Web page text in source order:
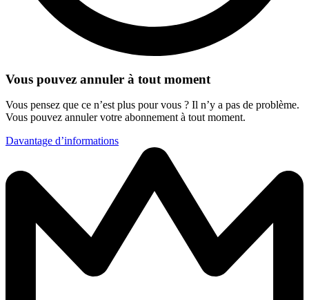
Vous pouvez annuler à tout moment
Vous pensez que ce n’est plus pour vous ? Il n’y a pas de problème.
Vous pouvez annuler votre abonnement à tout moment.
Davantage d’informations